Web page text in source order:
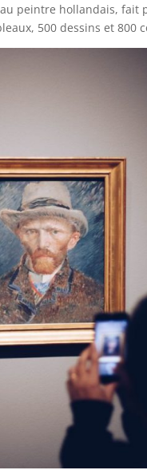
peintre hollandais, fait
500 dessins et 800